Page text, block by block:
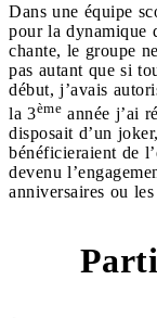
Dans une équipe
pour la dynamique
chante, le groupe
pas autant que si
début, j’avais
la 3ème année j’ai
disposait d’un
bénéficieraient de
devenu
anniversaires ou